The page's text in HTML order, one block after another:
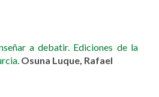
a debatir. Ediciones de la
Osuna Luque, Rafael